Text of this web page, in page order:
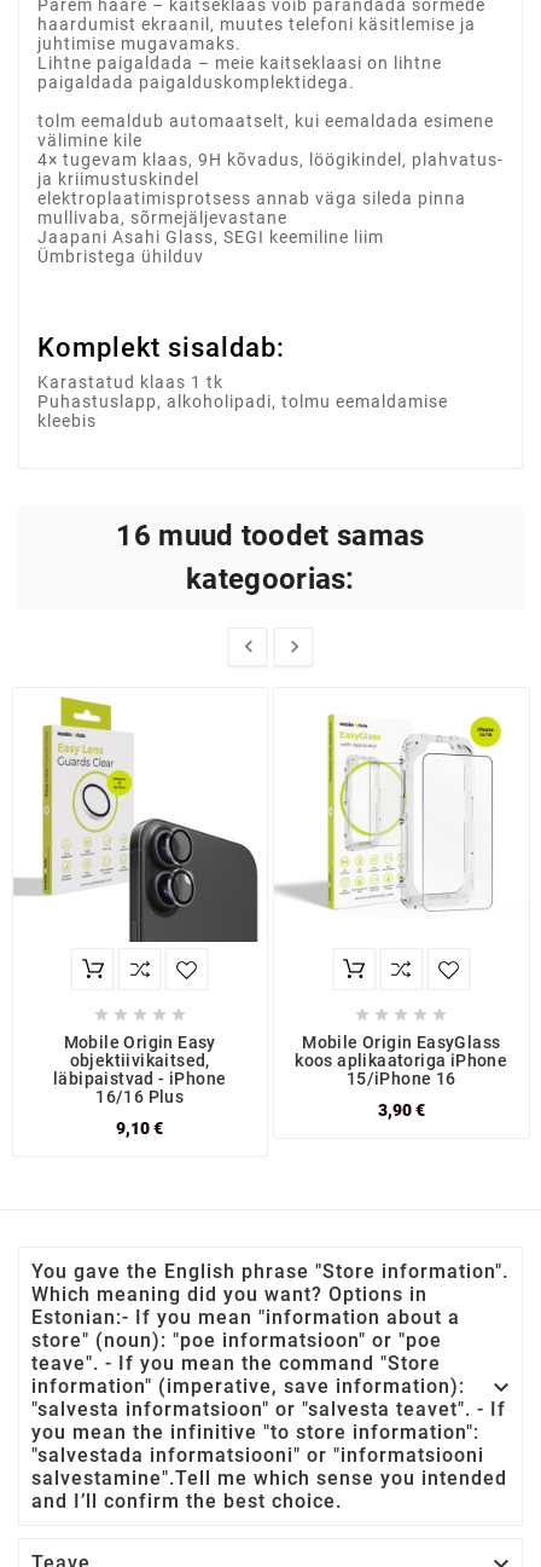
Parem haare – kaitseklaas võib parandada sõrmede
haardumist ekraanil, muutes telefoni käsitlemise ja
juhtimise mugavamaks.
Lihtne paigaldada – meie kaitseklaasi on lihtne
paigaldada paigalduskomplektidega.
tolm eemaldub automaatselt, kui eemaldada esimene
välimine kile
4× tugevam klaas, 9H kõvadus, löögikindel, plahvatus-
ja kriimustuskindel
elektroplaatimisprotsess annab väga sileda pinna
mullivaba, sõrmejäljevastane
Jaapani Asahi Glass, SEGI keemiline liim
Ümbristega ühilduv
Komplekt sisaldab:
Karastatud klaas 1 tk
Puhastuslapp, alkoholipadi, tolmu eemaldamise
kleebis
16 muud toodet samas
kategoorias:
 
    
Mobile Origin Easy
objektiivikaitsed,
läbipaistvad - iPhone
16/16 Plus
9,10 €
    
Mobile Origin EasyGlass
koos aplikaatoriga iPhone
15/iPhone 16
3,90 €
You gave the English phrase "Store information".
Which meaning did you want? Options in
Estonian:- If you mean "information about a
store" (noun): "poe informatsioon" or "poe
teave". - If you mean the command "Store
information" (imperative, save information):
"salvesta informatsioon" or "salvesta teavet". - If
you mean the infinitive "to store information":
"salvestada informatsiooni" or "informatsiooni
salvestamine".Tell me which sense you intended
and I’ll confirm the best choice.

Teave